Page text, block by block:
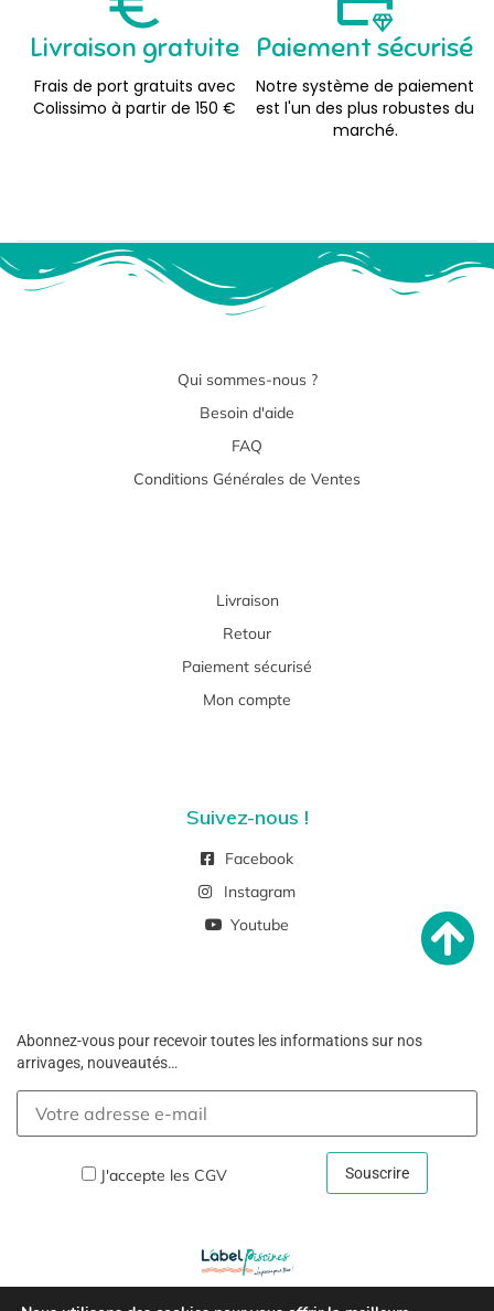
Livraison gratuite
Frais de port gratuits avec
Colissimo à partir de 150 €
Paiement sécurisé
Notre système de paiement
est l'un des plus robustes du
marché.
Qui sommes-nous ?
Besoin d'aide
FAQ
Conditions Générales de Ventes
Livraison
Retour
Paiement sécurisé
Mon compte
Suivez-nous !
Facebook
Instagram
Youtube
Abonnez-vous pour recevoir toutes les informations sur nos
arrivages, nouveautés…
J'accepte les CGV